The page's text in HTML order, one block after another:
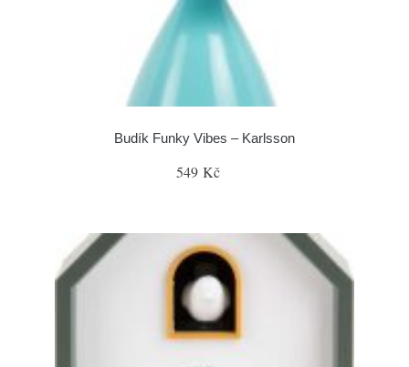
Budík Funky Vibes – Karlsson
549 Kč